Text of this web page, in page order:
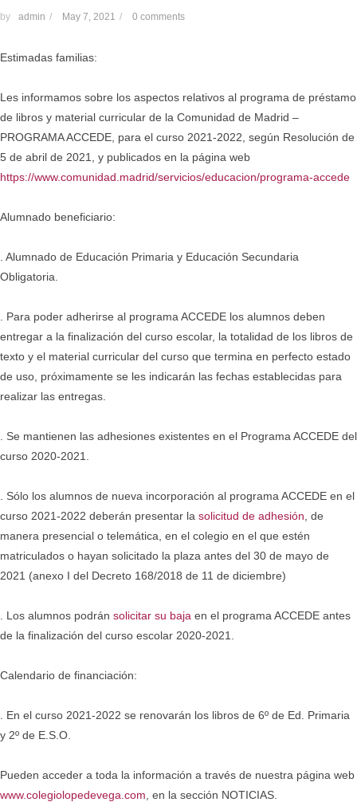
by admin / May 7, 2021 / 0 comments
Estimadas familias:
Les informamos sobre los aspectos relativos al programa de préstamo
de libros y material curricular de la Comunidad de Madrid –
PROGRAMA ACCEDE, para el curso 2021-2022, según Resolución de
5 de abril de 2021, y publicados en la página web
https://www.comunidad.madrid/servicios/educacion/programa-accede
Alumnado beneficiario:
. Alumnado de Educación Primaria y Educación Secundaria
Obligatoria.
. Para poder adherirse al programa ACCEDE los alumnos deben
entregar a la finalización del curso escolar, la totalidad de los libros de
texto y el material curricular del curso que termina en perfecto estado
de uso, próximamente se les indicarán las fechas establecidas para
realizar las entregas.
. Se mantienen las adhesiones existentes en el Programa ACCEDE del
curso 2020-2021.
. Sólo los alumnos de nueva incorporación al programa ACCEDE en el
curso 2021-2022 deberán presentar la solicitud de adhesión , de
manera presencial o telemática, en el colegio en el que estén
matriculados o hayan solicitado la plaza antes del 30 de mayo de
2021 (anexo I del Decreto 168/2018 de 11 de diciembre)
. Los alumnos podrán solicitar su baja en el programa ACCEDE antes
de la finalización del curso escolar 2020-2021.
Calendario de financiación:
. En el curso 2021-2022 se renovarán los libros de 6º de Ed. Primaria
y 2º de E.S.O.
Pueden acceder a toda la información a través de nuestra página web
www.colegiolopedevega.com , en la sección NOTICIAS.